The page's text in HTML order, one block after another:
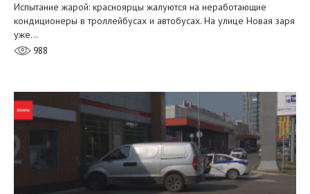
Испытание жарой: красноярцы жалуются на неработающие
кондиционеры в троллейбусах и автобусах. На улице Новая заря
уже…
988